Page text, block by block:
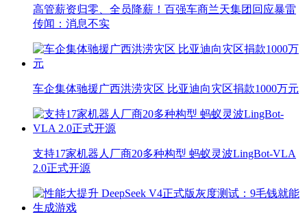
高管薪资归零、全员降薪！百强车商兰天集团回应暴雷
传闻：消息不实
车企集体驰援广西洪涝灾区 比亚迪向灾区捐款1000万元
支持17家机器人厂商20多种构型 蚂蚁灵波LingBot-VLA
2.0正式开源